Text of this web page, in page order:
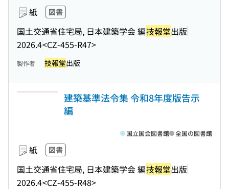
紙 図書
国土交通省住宅局, 日本建築学会 編技報堂出版
2026.4<CZ-455-R47>
製作者 技報堂出版
建築基準法令集 令和8年度版告示
編
紙 図書
国土交通省住宅局, 日本建築学会 編技報堂出版
2026.4<CZ-455-R48>
国立国会図書館 全国の図書館